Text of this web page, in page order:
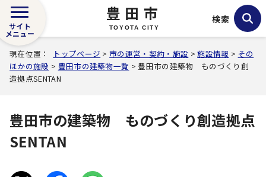
豊田市
TOYOTA CITY
サイト
メニュー
検索
現在位置： トップページ >市の運営・契約・施設 >施設情報 > その
ほかの施設 > 豊田市の建築物一覧 > 豊田市の建築物 ものづくり創
造拠点SENTAN
豊田市の建築物 ものづくり創造拠点
SENTAN